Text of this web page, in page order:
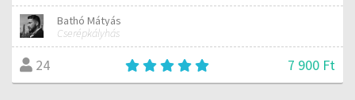
Bathó Mátyás
Cserépkályhás
24 7 900 Ft